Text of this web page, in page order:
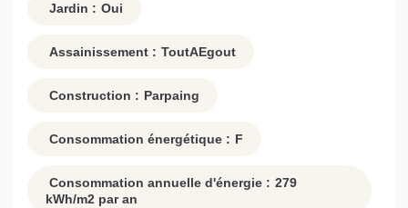
Jardin : Oui
Assainissement : ToutAEgout
Construction : Parpaing
Consommation énergétique : F
Consommation annuelle d'énergie : 279
kWh/m2 par an